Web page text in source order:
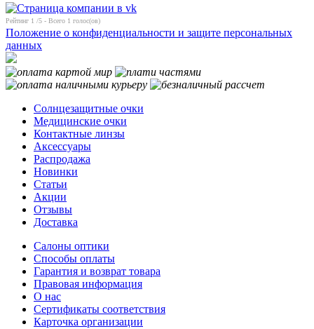
Рейтинг 1 /5 - Всего 1 голос(ов)
Положение о конфиденциальности и защите персональных
данных
Солнцезащитные очки
Медицинские очки
Контактные линзы
Аксессуары
Распродажа
Новинки
Статьи
Акции
Отзывы
Доставка
Салоны оптики
Способы оплаты
Гарантия и возврат товара
Правовая информация
О нас
Сертификаты соответствия
Карточка организации